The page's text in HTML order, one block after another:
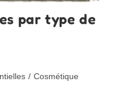
par type de
/ Cosmétique